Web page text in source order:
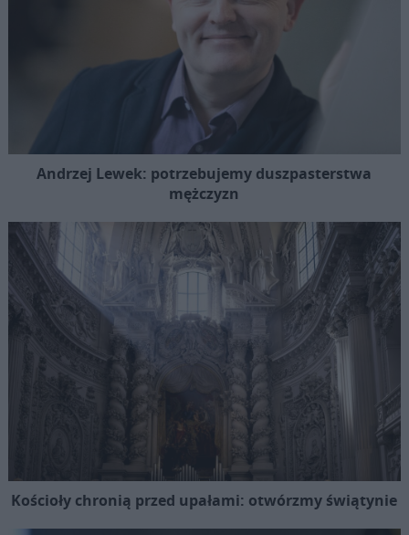
Andrzej Lewek: potrzebujemy duszpasterstwa
mężczyzn
Kościoły chronią przed upałami: otwórzmy świątynie